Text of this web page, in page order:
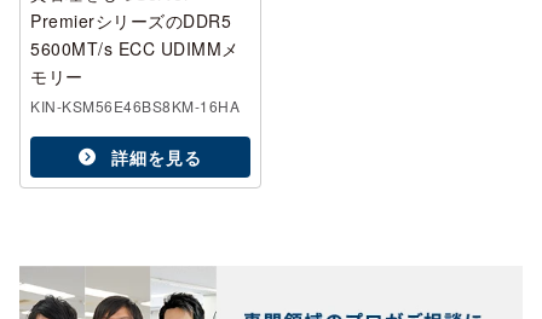
PremierシリーズのDDR5
5600MT/s ECC UDIMMメ
モリー
KIN-KSM56E46BS8KM-16HA
詳細を見る